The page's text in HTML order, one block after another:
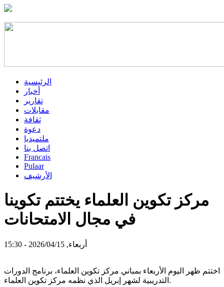
الرئيسية
أخبار
تقارير
مقابلات
ثقافة
دعوة
ملتميديا
اتصل بنا
Francais
Pulaar
الأرشيف
مركز تكوين العلماء يختتم تكوينا
في مجال الامتحانات
أربعاء, 2026/04/15 - 15:30
اختتم ظهر اليوم الأربعاء بمباني مركز تكوين العلماء، برنامج الدورات
التدريبية لشهر إبريل الذي نظمه مركز تكوين العلماء.